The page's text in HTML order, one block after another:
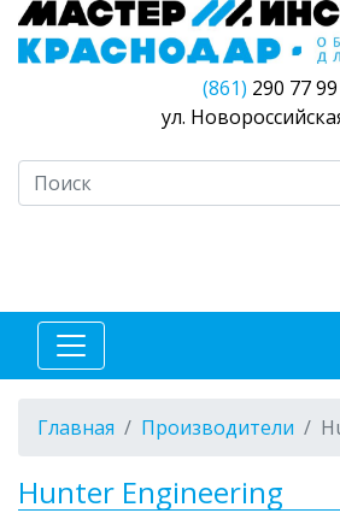
(861) 290 77 99
ул.
Главная Производители
Hunter Engineering